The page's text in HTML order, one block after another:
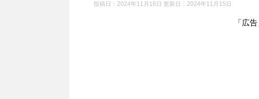
投稿日：2024年11月16日 更新日： 2024年11月15日
「広告